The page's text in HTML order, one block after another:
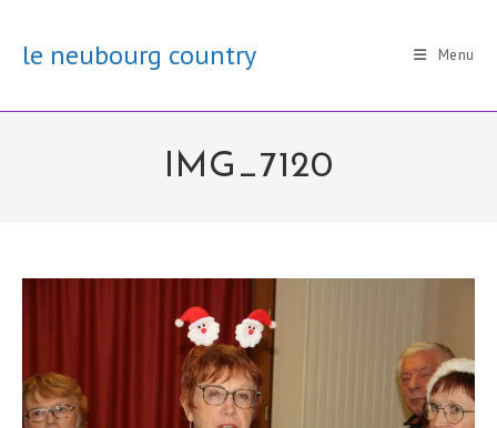
contentle neubourg country Menu
IMG_7120